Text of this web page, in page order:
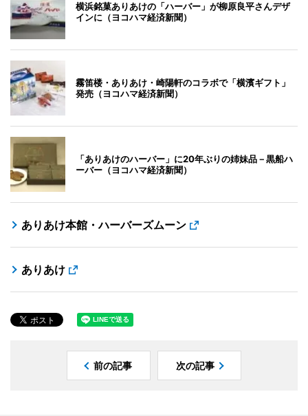
横浜銘菓ありあけの「ハーバー」が柳原良平さんデザ
インに（ヨコハマ経済新聞）
霧笛楼・ありあけ・崎陽軒のコラボで「横濱ギフト」
発売（ヨコハマ経済新聞）
「ありあけのハーバー」に20年ぶりの姉妹品－黒船ハ
ーバー（ヨコハマ経済新聞）
ありあけ本館・ハーバーズムーン
ありあけ
前の記事 次の記事